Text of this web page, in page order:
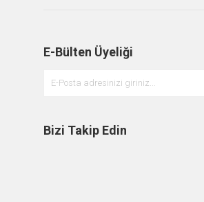
E-Bülten Üyeliği
Bizi Takip Edin